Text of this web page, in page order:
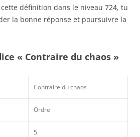
définition dans le niveau 724, tu
la bonne réponse et poursuivre la
« Contraire du chaos »
Contraire du chaos
Ordre
5